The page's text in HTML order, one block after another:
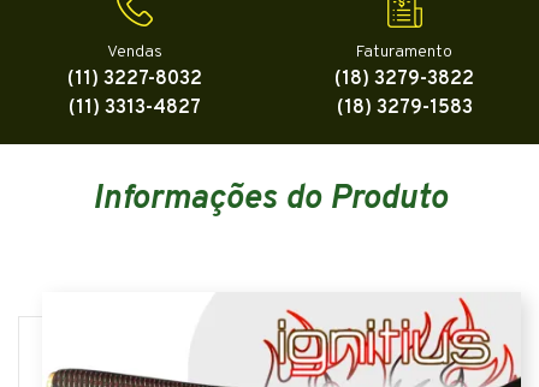
Vendas
(11) 3227-8032
(11) 3313-4827
Faturamento
(18) 3279-3822
(18) 3279-1583
Informações do Produto